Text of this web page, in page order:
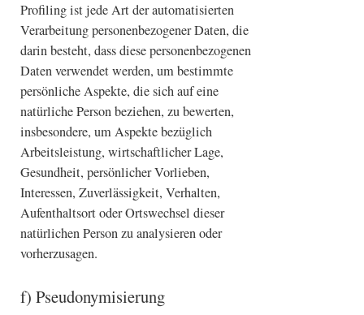
Profiling ist jede Art der automatisierten
Verarbeitung personenbezogener Daten, die
darin besteht, dass diese personenbezogenen
Daten verwendet werden, um bestimmte
persönliche Aspekte, die sich auf eine
natürliche Person beziehen, zu bewerten,
insbesondere, um Aspekte bezüglich
Arbeitsleistung, wirtschaftlicher Lage,
Gesundheit, persönlicher Vorlieben,
Interessen, Zuverlässigkeit, Verhalten,
Aufenthaltsort oder Ortswechsel dieser
natürlichen Person zu analysieren oder
vorherzusagen.
f) Pseudonymisierung